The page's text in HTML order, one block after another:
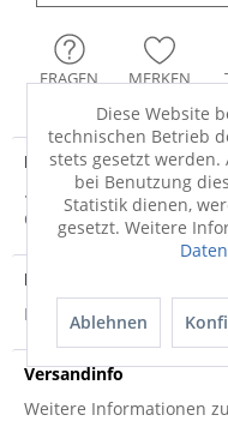
FRAGEN MERKEN
Produktdetails
· blau · 80% Baumwolle,
Ökotex Standard 100 ·
Produktsicherheit
Produktsicherheit
Versandinfo
Weitere Informationen
Diese Website
technischen Betrieb
stets gesetzt werden.
bei Benutzung
Statistik dienen,
gesetzt. Weitere
Ablehnen